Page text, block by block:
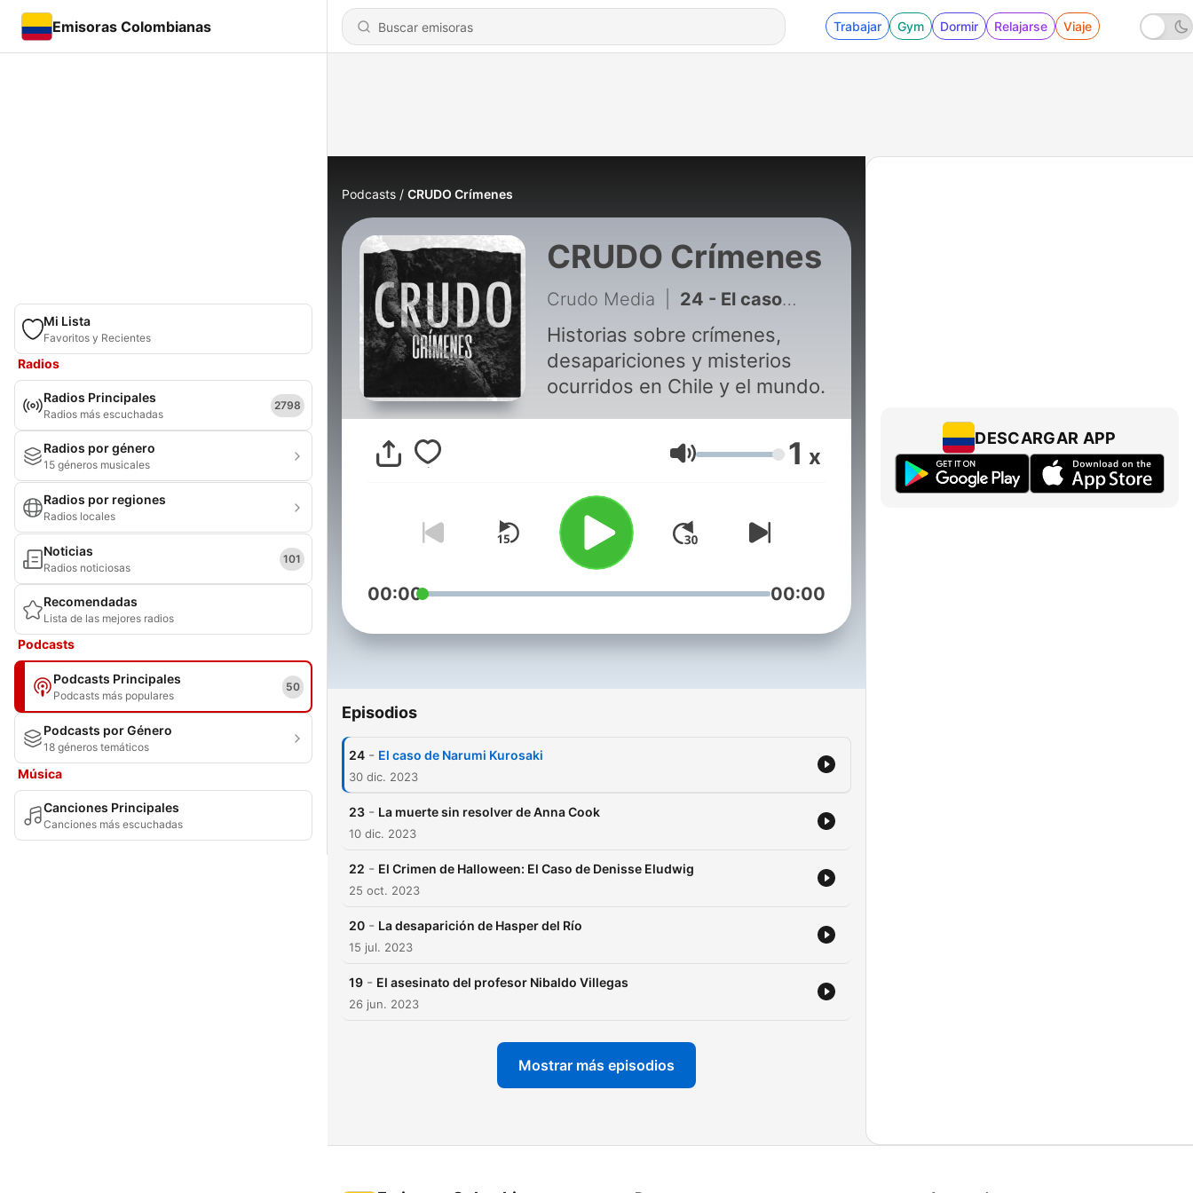
Emisoras Colombianas Trabajar Gym Dormir Relajarse Viaje
Mi Lista
Favoritos y Recientes
Radios
Radios Principales
Radios más escuchadas
2798
Radios por género
15 géneros musicales
Radios por regiones
Radios locales
Noticias
Radios noticiosas
101
Recomendadas
Lista de las mejores radios
Podcasts
Podcasts Principales
Podcasts más populares
50
Podcasts por Género
18 géneros temáticos
Música
Canciones Principales
Canciones más escuchadas
Podcasts CRUDO Crímenes
CRUDO Crímenes
Crudo Media 24 - El caso de Narumi Kurosaki
Historias sobre crímenes,
desapariciones y misterios
ocurridos en Chile y el mundo.
Volumen 1 x
00:00 00:00
Episodios
24 - El caso de Narumi Kurosaki
30 dic. 2023
23 - La muerte sin resolver de Anna Cook
10 dic. 2023
22 - El Crimen de Halloween: El Caso de Denisse Eludwig
25 oct. 2023
20 - La desaparición de Hasper del Río
15 jul. 2023
19 - El asesinato del profesor Nibaldo Villegas
26 jun. 2023
Mostrar más episodios
DESCARGAR APP